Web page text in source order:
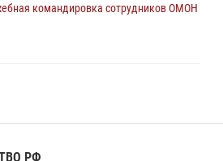
командировка сотрудников ОМОН
РФ